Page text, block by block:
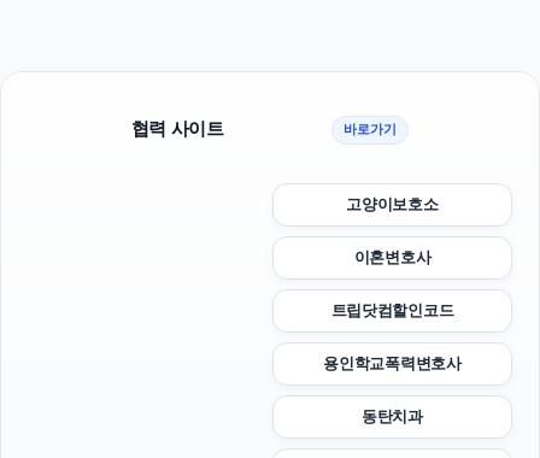
협력 사이트 바로가기
고양이보호소
이혼변호사
트립닷컴할인코드
용인학교폭력변호사
동탄치과